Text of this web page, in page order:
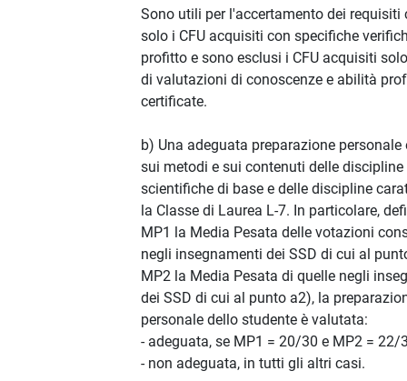
Sono utili per l'accertamento dei requisiti
solo i CFU acquisiti con specifiche
profitto e sono esclusi i CFU acquisiti
di valutazioni di conoscenze e abilità
certificate.
b) Una adeguata preparazione personale
sui metodi e sui contenuti delle discipline
scientifiche di base e delle discipline
la Classe di Laurea L-7. In particolare,
MP1 la Media Pesata delle votazioni
negli insegnamenti dei SSD di cui al
MP2 la Media Pesata di quelle negli
dei SSD di cui al punto a2), la
personale dello studente è valutata:
- adeguata, se MP1 = 20/30 e MP2 = 22/
- non adeguata, in tutti gli altri casi.